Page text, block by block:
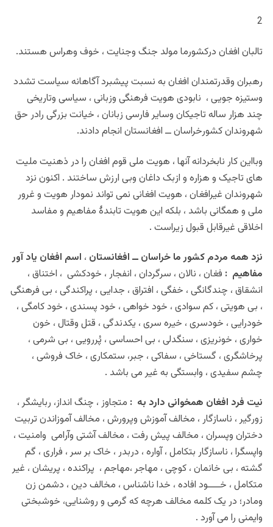
2
تالبان افغان درکشورما مولد جنگ وجنایت ، خوف وهراس هستند.
رهبران وقدرتمندان افغان به نسبت پیشبرد آگاهانه سیاست تشدد
وستیزه جویی ، نابودی هویت فرهنگی وزبانی ، سیاسی وتاریخی
چند هزار ساله تاجیکان وسایر فارسی زبانان ، خیانت بزرگی رادر حق
شهروندان کشورخراسان ــ افغانستان انجام دادند.
وبااین کار نابخردانه آنها ، هویت ملی قوم افغان را در ذهنیت ملیت
های تاجیک و هزاره و ازبک داغان وبی ارزش ساختند . اکنون نزد
شهروندان غیرافغان ، هویت افغانی نمی تواند نمودار هویت و غرور
ملی و همگانی باشد ، بلکه این هویت تابندۀ مفاهیم و مفاسد
اخلاقی غیرقابل قبول زیراست .
نزد همه مردم کشور ما خراسان ــ افغانستان ، اسم افغان یاد آور
مفاهیم : فغان ، نالان ، سرگردان ، انفجار ، خودکشی ، اختناق ،
انشقاق ، چندگانگی ، خفگی ، افتراق ، جدایی ، پراکندگی ، بی فرهنگی
، بی هویتی ، کم سوادی ، خود خواهی ، خود پسندی ، خود کامگی ،
خودرایی ، خودسری ، خیره سری ، یکدندگی ، قتل وقتال ، خون
خواری ، خونریزی ، سنگدلی ، بی احساسی ، پُررویی ، بی شرمی ،
پرخاشگری ، گستاخی ، سفاکی ، جبر، ستمکاری ، خاک فروشی ،
چشم سفیدی ، وابستگی به غیر می باشد .
نیت فرد افغان همخوانی دارد به : متجاوز ، چنگ انداز، ربایشگر ،
زورگیر ، ناسازگار ، مخالف آموزش وپرورش ، مخالف آموزاندن تربیت
دختران وپسران ، مخالف پیش رفت ، مخالف آشتی وآرامی وامنیت ،
واپسگرا ، ناسازگار بتکامل ، آواره ، دربدر ، خاک بر سر ، فراری ، گم
گشته ، بی خانمان ، کوچی ، مهاجر ،مهاجم ، پراکنده ، پریشان ، غیر
متکامل ، خــــود افاده ، خدا ناشناس ، مخالف دین ، دشمن زن
ومادر؛ در یک کلمه مخالف هرچه که گرمی و روشنایی، خوشبختی
وایمنی را می آورد .